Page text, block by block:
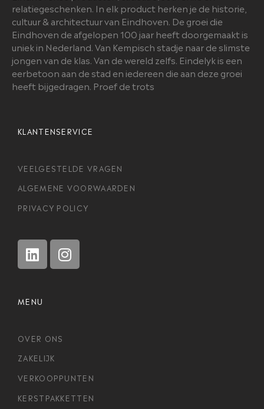
relatiegeschenken. In elk product herken je de historie,
cultuur & architectuur van Eindhoven. De groei die
Eindhoven de afgelopen 100 jaar heeft doorgemaakt is
uniek in Nederland. Van Kempisch stadje naar de slimste
jongen van de klas. Van de wereld zelfs. Eindelyk is een
eerbetoon aan de stad en iedereen die aan deze groei
heeft bijgedragen. Proef de trots
KLANTENSERVICE
VEELGESTELDE VRAGEN
ALGEMENE VOORWAARDEN
PRIVACY POLICY
MENU
OVER ONS
ZAKELIJK
VERKOOPPUNTEN
KERSTPAKKETTEN